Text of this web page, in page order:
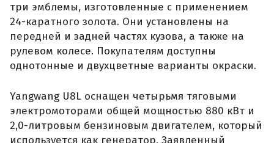
три эмблемы, изготовленные с применением
24-каратного золота. Они установлены на
передней и задней частях кузова, а также на
рулевом колесе. Покупателям доступны
однотонные и двухцветные варианты окраски.
Yangwang U8L оснащен четырьмя тяговыми
электромоторами общей мощностью 880 кВт и
2,0-литровым бензиновым двигателем, который
используется как генератор. Заявленный